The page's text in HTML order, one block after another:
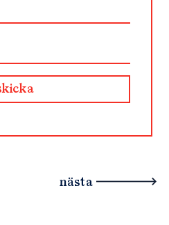
nästa